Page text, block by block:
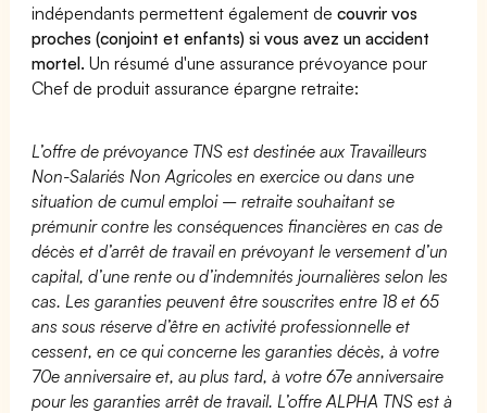
indépendants permettent également decouvrir vos
proches (conjoint et enfants) si vous avez un accident
mortel. Un résumé d'une assurance prévoyance pour
Chef de produit assurance épargne retraite:
L’offre de prévoyance TNS est destinée aux Travailleurs
Non-Salariés Non Agricoles en exercice ou dans une
situation de cumul emploi – retraite souhaitant se
prémunir contre les conséquences financières en cas de
décès et d’arrêt de travail en prévoyant le versement d’un
capital, d’une rente ou d’indemnités journalières selon les
cas. Les garanties peuvent être souscrites entre 18 et 65
ans sous réserve d’être en activité professionnelle et
cessent, en ce qui concerne les garanties décès, à votre
70e anniversaire et, au plus tard, à votre 67e anniversaire
pour les garanties arrêt de travail. L’offre ALPHA TNS est à